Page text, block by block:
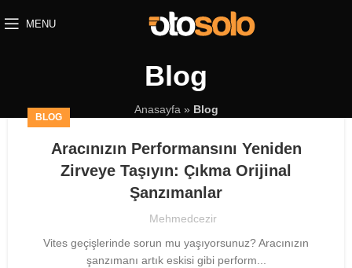
MENU
Blog
Anasayfa » Blog
BLOG
Aracınızın Performansını Yeniden
Zirveye Taşıyın: Çıkma Orijinal
Şanzımanlar
Mehmedcezir
Vites geçişlerinde sorun mu yaşıyorsunuz? Aracınızın
şanzımanı artık eskisi gibi perform...